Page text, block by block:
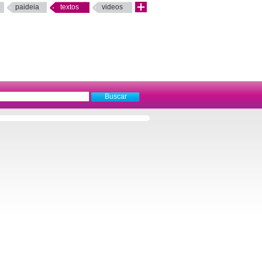
paideia textos videos